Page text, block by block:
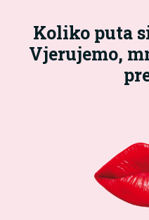
Koliko puta
Vjerujemo,